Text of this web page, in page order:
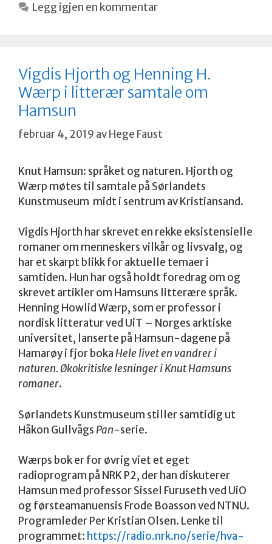
Legg igjen en kommentar
Vigdis Hjorth og Henning H.
Wærp i litterær samtale om
Hamsun
februar 4, 2019 avHege Faust
Knut Hamsun: språket og naturen. Hjorth og
Wærp møtes til samtale på Sørlandets
Kunstmuseum midt i sentrum av Kristiansand.
Vigdis Hjorth har skrevet en rekke eksistensielle
romaner om menneskers vilkår og livsvalg, og
har et skarpt blikk for aktuelle temaer i
samtiden. Hun har også holdt foredrag om og
skrevet artikler om Hamsuns litterære språk.
Henning Howlid Wærp, som er professor i
nordisk litteratur ved UiT – Norges arktiske
universitet, lanserte på Hamsun-dagene på
Hamarøy i fjor boka Hele livet en vandrer i
naturen. Økokritiske lesninger i Knut Hamsuns
romaner.
Sørlandets Kunstmuseum stiller samtidig ut
Håkon Gullvågs Pan-serie.
Wærps bok er for øvrig viet et eget
radioprogram på NRK P2, der han diskuterer
Hamsun med professor Sissel Furuseth ved UiO
og førsteamanuensis Frode Boasson ved NTNU.
Programleder Per Kristian Olsen. Lenke til
programmet: https://radio.nrk.no/serie/hva-